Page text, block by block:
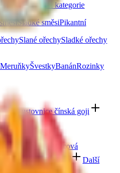
Další kategorie
Sladké směsiPikantní
Slané ořechySladké ořechy
MeruňkyŠvestkyBanánRozinky
FíkyKustovnice čínská goji
semínka
Slunečnicová
Konopná semínka
Další